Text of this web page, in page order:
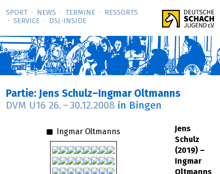
SPORT NEWS TERMINE
RESSORTS
SERVICE
DSJ-­INSIDE
Partie: Jens Schulz–Ingmar Oltmanns
DVM U16 26. – 30.12.2008 in Bingen
Ingmar Oltmanns
Jens
Schulz
(2019) –
Ingmar
Oltmanns